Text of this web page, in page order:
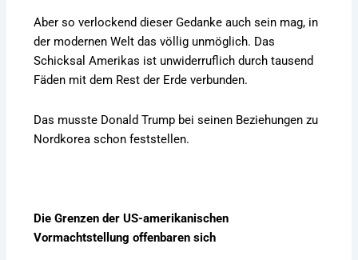
Aber so verlockend dieser Gedanke auch sein mag, in
der modernen Welt das völlig unmöglich. Das
Schicksal Amerikas ist unwiderruflich durch tausend
Fäden mit dem Rest der Erde verbunden.
Das musste Donald Trump bei seinen Beziehungen zu
Nordkorea schon feststellen.
Die Grenzen der US-amerikanischen
Vormachtstellung offenbaren sich